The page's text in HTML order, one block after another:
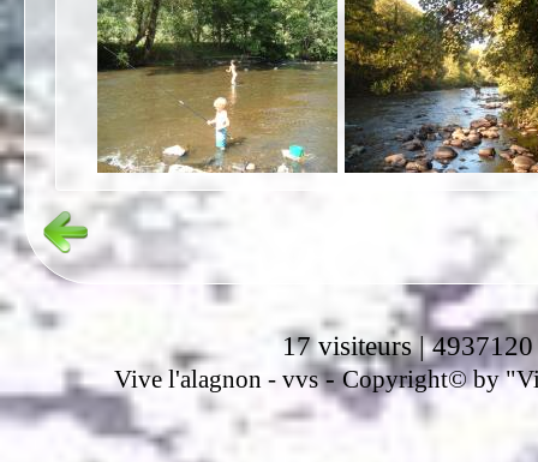
17 visiteurs | 4937120
Vive l'alagnon - vvs-Copyright© by